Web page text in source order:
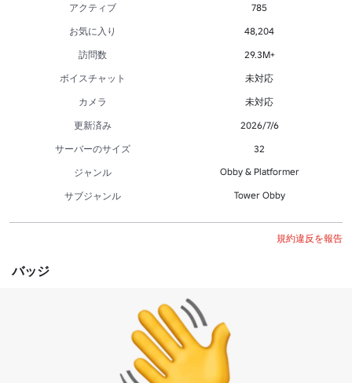
アクティブ
785
お気に入り
48,204
訪問数
29.3M+
ボイスチャット
未対応
カメラ
未対応
更新済み
2026/7/6
サーバーのサイズ
32
ジャンル
Obby & Platformer
サブジャンル Tower Obby
規約違反を報告
バッジ